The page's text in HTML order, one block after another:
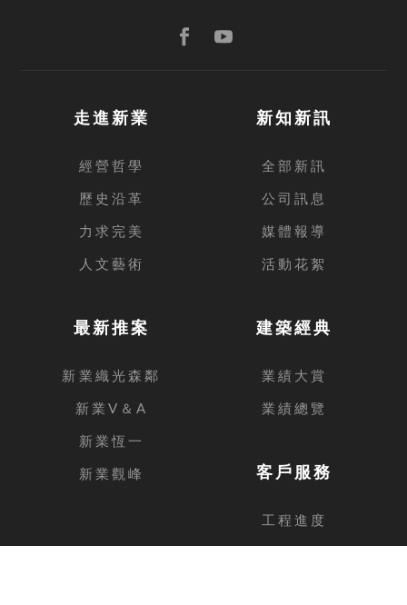
走進新業
經營哲學
歷史沿革
力求完美
人文藝術
新知新訊
全部新訊
公司訊息
媒體報導
活動花絮
最新推案
新業織光森鄰
新業V＆A
新業恆一
新業觀峰
建築經典
業績大賞
業績總覽
客戶服務
工程進度